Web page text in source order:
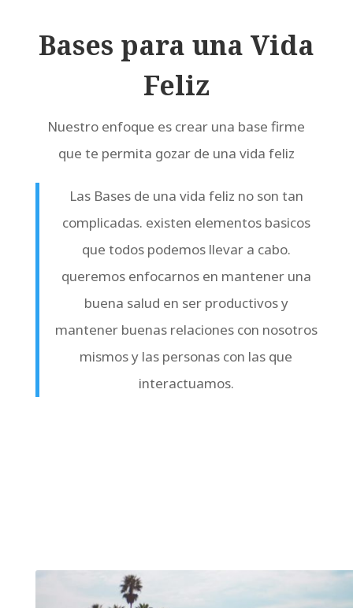
Bases para una Vida
Feliz
Nuestro enfoque es crear una base firme
que te permita gozar de una vida feliz
Las Bases de una vida feliz no son tan
complicadas. existen elementos basicos
que todos podemos llevar a cabo.
queremos enfocarnos en mantener una
buena salud en ser productivos y
mantener buenas relaciones con nosotros
mismos y las personas con las que
interactuamos.